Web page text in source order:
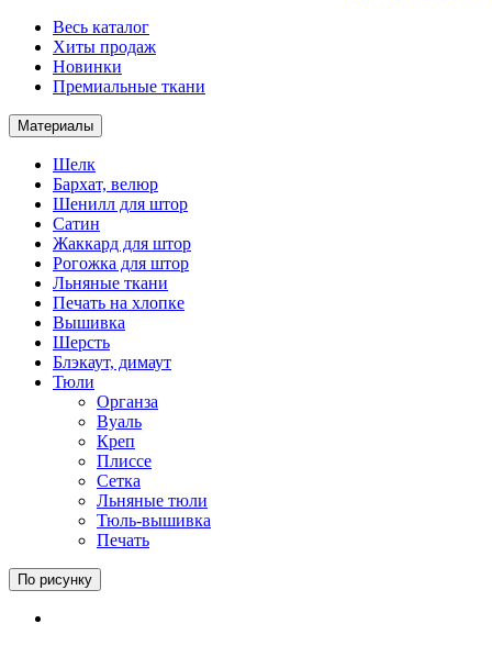
Весь каталог
Хиты продаж
Новинки
Премиальные ткани
Материалы
Шелк
Бархат, велюр
Шенилл для штор
Сатин
Жаккард для штор
Рогожка для штор
Льняные ткани
Печать на хлопке
Вышивка
Шерсть
Блэкаут, димаут
Тюли
Органза
Вуаль
Креп
Плиссе
Сетка
Льняные тюли
Тюль-вышивка
Печать
По рисунку